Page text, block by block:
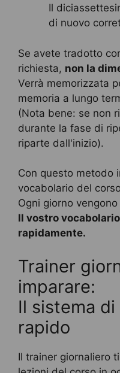
Il
di nuovo
Se avete tradotto
richiesta, non la
Verrà memorizzata
memoria a lungo
(Nota bene: se non
durante la fase di
riparte dall'inizio).
Con questo metodo
vocabolario del
Ogni giorno
Il vostro
rapidamente.
Trainer
imparare:
Il sistema
rapido
Il trainer giornaliero